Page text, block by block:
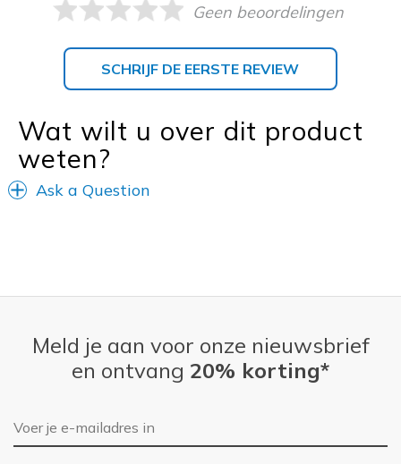
Geen beoordelingen
SCHRIJF DE EERSTE REVIEW
Wat wilt u over dit product
weten?
Ask a Question
Meld je aan voor onze nieuwsbrief
en ontvang 20% korting*
E-mailadres